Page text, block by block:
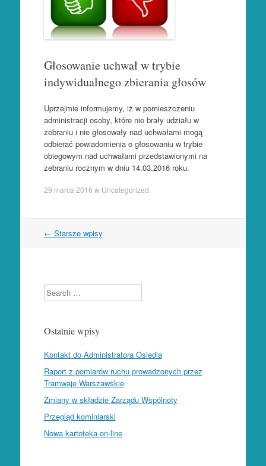
Głosowanie uchwał w trybie
indywidualnego zbierania głosów
Uprzejmie informujemy, iż w pomieszczeniu
administracji osoby, które nie brały udziału w
zebraniu i nie głosowały nad uchwałami mogą
odbierać powiadomienia o głosowaniu w trybie
obiegowym nad uchwałami przedstawionymi na
zebraniu rocznym w dniu 14.03.2016 roku.
29 marca 2016 w Uncategorized
Nawigacja wpisów
← Starsze wpisy
Search
Ostatnie wpisy
Kontakt do Administratora Osiedla
Raport z pomiarów ruchu prowadzonych przez
Tramwaje Warszawskie
Zmiany w składzie Zarządu Wspólnoty
Przegląd kominiarski
Nowa kartoteka on-line